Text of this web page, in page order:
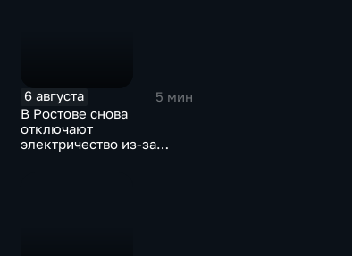
6 августа
5 мин
В Ростове снова
отключают
электричество из-за